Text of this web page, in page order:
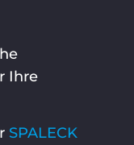
Ihre
SPALECK